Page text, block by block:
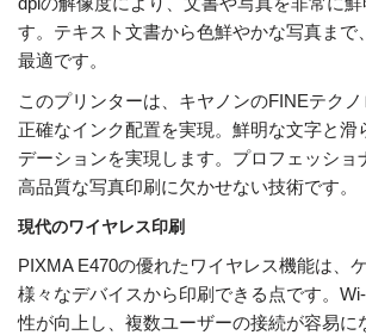
す。テキスト文書から色鮮やかな写真まで
最適です。
このプリンターは、キヤノンのFINEテクノ
正確なインク配置を実現。鮮明な文字と滑
デーションを実現します。プロフェッショ
高品質な写真印刷に欠かせない技術です。
現代のワイヤレス印刷
PIXMA E470の優れたワイヤレス機能は、
様々なデバイスから印刷できる点です。
性が向上し、複数ユーザーの接続が容易に